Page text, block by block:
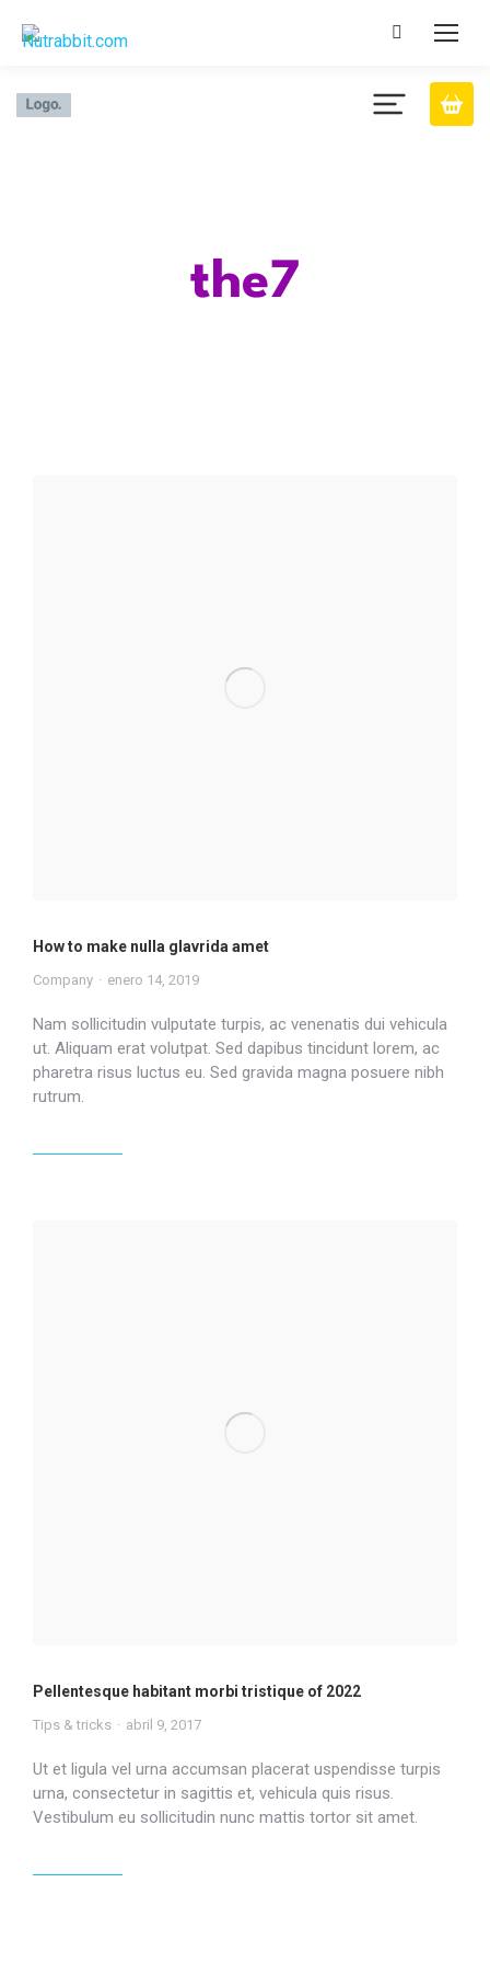
the7
How to make nulla glavrida amet
Company enero 14, 2019
Nam sollicitudin vulputate turpis, ac venenatis dui vehicula
ut. Aliquam erat volutpat. Sed dapibus tincidunt lorem, ac
pharetra risus luctus eu. Sed gravida magna posuere nibh
rutrum.
Pellentesque habitant morbi tristique of 2022
Tips & tricks abril 9, 2017
Ut et ligula vel urna accumsan placerat uspendisse turpis
urna, consectetur in sagittis et, vehicula quis risus.
Vestibulum eu sollicitudin nunc mattis tortor sit amet.